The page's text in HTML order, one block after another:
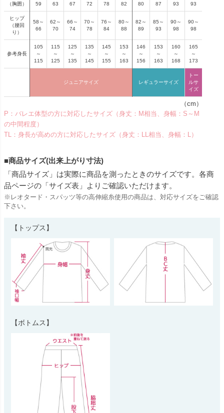
（胸囲）
59
63
67
72
78
82
80
87
93
93
ヒップ
（腰回
り）
58～
66
62～
70
66～
74
70～
78
76～
84
80～
88
82～
89
85～
93
90～
98
90～
98
参考身長
105
～
115
115
～
125
125
～
135
135
～
145
145
～
155
153
～
163
146
～
156
153
～
163
160
～
168
165
～
173
ジュニアサイズ レギュラーサイズ
トー
ルサ
イズ
（cm）
P：バレエ体型の方に対応したサイズ（身丈：M相当、身幅：S～M
の中間程度）
TL：身長が高めの方に対応したサイズ（身丈：LL相当、身幅：L）
■商品サイズ(出来上がり寸法)
「商品サイズ」は実際に商品を測ったときのサイズです。各商
品ページの「サイズ表」よりご確認いただけます。
※レオタード・スパッツ等の高伸縮糸使用の商品は、対応サイズをご確認
下さい。
【トップス】
【ボトムス】